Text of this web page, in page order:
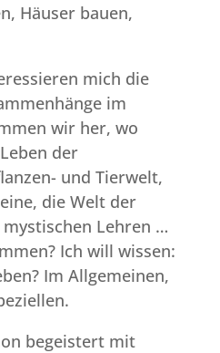
Häuser bauen,
mich die
im
wir her, wo
der
und Tierwelt,
die Welt der
Lehren …
Ich will wissen:
Im Allgemeinen,
begeistert mit